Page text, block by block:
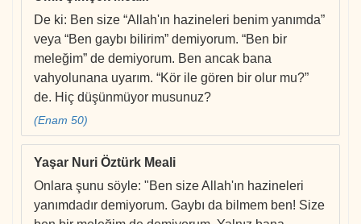
De ki: Ben size “Allah'ın hazineleri benim yanımda”
veya “Ben gaybı bilirim” demiyorum. “Ben bir
meleğim” de demiyorum. Ben ancak bana
vahyolunana uyarım. “Kör ile gören bir olur mu?”
de. Hiç düşünmüyor musunuz?
(Enam 50)
Yaşar Nuri Öztürk Meali
Onlara şunu söyle: "Ben size Allah'ın hazineleri
yanımdadır demiyorum. Gaybı da bilmem ben! Size